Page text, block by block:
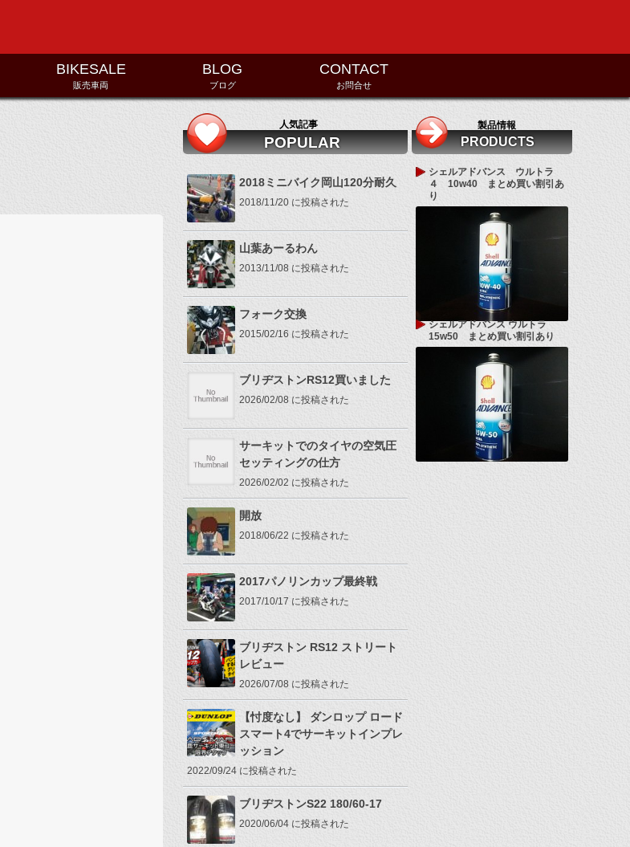
BIKESALE
販売車両
BLOG
ブログ
CONTACT
お問合せ
製品情報
PRODUCTS
シェルアドバンス ウルトラ
４ 10w40 まとめ買い割引あ
り
シェルアドバンス ウルトラ
15w50 まとめ買い割引あり
人気記事
POPULAR
2018ミニバイク岡山120分耐久
2018/11/20 に投稿された
山葉あーるわん
2013/11/08 に投稿された
フォーク交換
2015/02/16 に投稿された
ブリヂストンRS12買いました
2026/02/08 に投稿された
サーキットでのタイヤの空気圧
セッティングの仕方
2026/02/02 に投稿された
開放
2018/06/22 に投稿された
2017パノリンカップ最終戦
2017/10/17 に投稿された
ブリヂストン RS12 ストリート
レビュー
2026/07/08 に投稿された
【忖度なし】 ダンロップ ロード
スマート4でサーキットインプレ
ッション
2022/09/24 に投稿された
ブリヂストンS22 180/60-17
2020/06/04 に投稿された